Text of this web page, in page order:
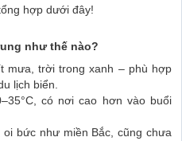
hợp dưới đây!
như thế nào?
mưa, trời trong xanh – phù hợp
lịch biển.
có nơi cao hơn vào buổi
oi bức như miền Bắc, cũng chưa